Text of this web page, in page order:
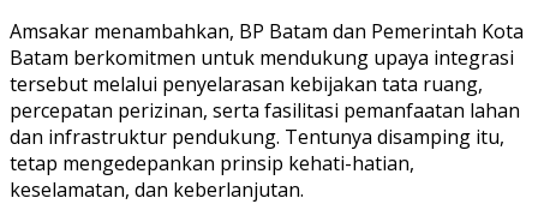
Amsakar menambahkan, BP Batam dan Pemerintah Kota
Batam berkomitmen untuk mendukung upaya integrasi
tersebut melalui penyelarasan kebijakan tata ruang,
percepatan perizinan, serta fasilitasi pemanfaatan lahan
dan infrastruktur pendukung. Tentunya disamping itu,
tetap mengedepankan prinsip kehati-hatian,
keselamatan, dan keberlanjutan.